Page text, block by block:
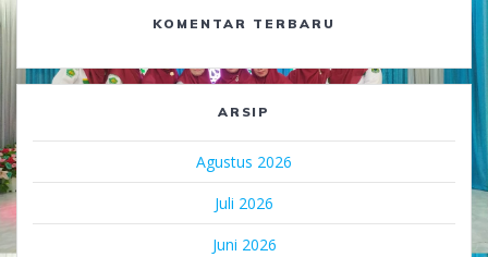
KOMENTAR TERBARU
ARSIP
Agustus 2026
Juli 2026
Juni 2026